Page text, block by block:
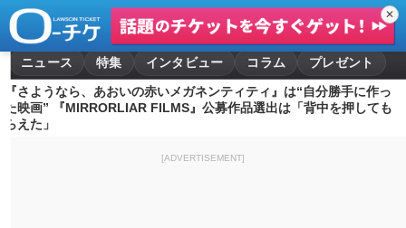
✕
ニュース 特集 インタビュー コラム
プレゼント
『さようなら、あおいの赤いメガネンティティ』は“自分勝手に作っ
た映画” 『MIRRORLIAR FILMS』公募作品選出は「背中を押しても
らえた」
[ADVERTISEMENT]